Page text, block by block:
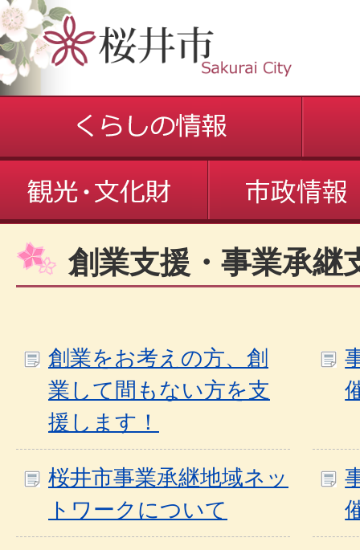
創業支援・事業承継
創業をお考えの方、創
業して間もない方を支
援します！
桜井市事業承継地域ネッ
トワークについて